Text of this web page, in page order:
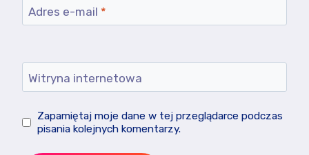
Adres e-mail *
Witryna internetowa
Zapamiętaj moje dane w tej przeglądarce podczas
pisania kolejnych komentarzy.